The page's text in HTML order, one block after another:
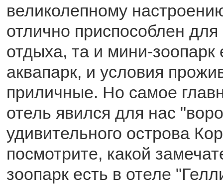
великолепному
отлично приспособлен
отдыха, та и мини-зоопарк
аквапарк, и условия
приличные. Но самое
отель явился для нас
удивительного острова
посмотрите, какой
зоопарк есть в отеле